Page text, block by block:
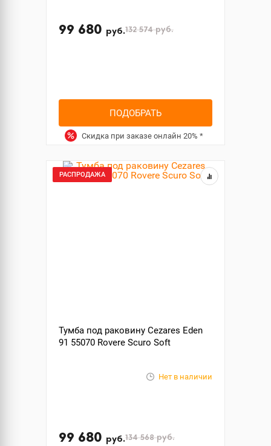
99 680 руб.132 574руб.
ПОДОБРАТЬ
Скидка при заказе онлайн 20% *
РАСПРОДАЖА
Тумба под раковину Cezares Eden
91 55070 Rovere Scuro Soft
Нет в наличии
99 680 руб.134 568руб.